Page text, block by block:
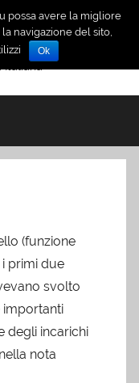
(funzione
primi due
svolto
importanti
degli incarichi
nota
possa avere la migliore
navigazione del sito,
Ok